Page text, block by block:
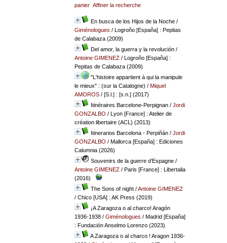
panier Affiner la recherche
En busca de los Hijos de la Noche/
Giménologues / Logroño [España] : Pepitas
de Calabaza (2009)
Del amor, la guerra y la revolución/
Antoine GIMENEZ/ Logroño [España] :
Pepitas de Calabaza (2009)
"L'histoire appartient à qui la manipule
le mieux" : (sur la Catalogne) / Miquel
AMOROS/ [S.l.] : [s.n.] (2017)
Itinéraires Barcelone-Perpignan/ Jordi
GONZALBO / Lyon [France] : Atelier de
création libertaire (ACL) (2013)
Itinerarios Barcelona - Perpiñán/ Jordi
GONZALBO / Mallorca [España] : Ediciones
Calumnia (2026)
Souvenirs de la guerre d’Espagne/
Antoine GIMENEZ/ Paris [France] : Libertalia
(2016)
The Sons of night/Antoine GIMENEZ
/ Chico [USA] : AK Press (2019)
¡A Zaragoza o al charco! Aragón
1936-1938/ Giménologues / Madrid [España]
: Fundación Anselmo Lorenzo (2023)
A Zaragoza o al charco ! Aragon 1936-